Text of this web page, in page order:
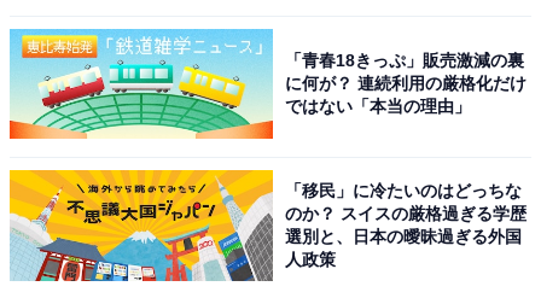
ているかもしれません。
2020年注目若手その3：伊藤裕季也（DeNA）
長年チームを引っ張ってきた筒香嘉智がメジャーへ移籍
し、新たなスラッガー誕生が求められるDeNA。キャプ
テンの座を引き継いだ佐野恵太らが注目を集めています
が、長打力の高さで話題になっているのが今季2年目と
「青春18きっぷ」販売激減の裏
に何が？ 連続利用の厳格化だけ
ではない「本当の理由」
「移民」に冷たいのはどっちな
のか？ スイスの厳格過ぎる学歴
選別と、日本の曖昧過ぎる外国
人政策